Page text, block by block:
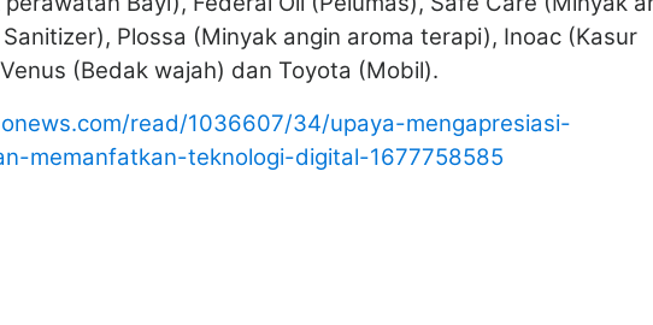
Plossa (Minyak angin aroma terapi), Inoac (Kasur
(Bedak wajah) dan Toyota (Mobil).
read/1036607/34/upaya-mengapresiasi-
memanfatkan-teknologi-digital-1677758585